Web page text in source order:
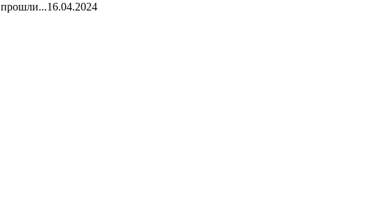
прошли...16.04.2024